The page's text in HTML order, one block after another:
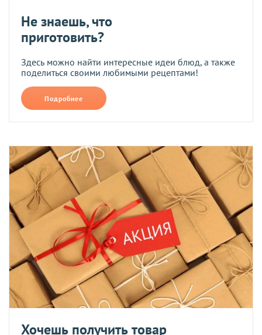
Не знаешь, что
приготовить?
Здесь можно найти интересные идеи блюд, а также
поделиться своими любимыми рецептами!
Подробнее
Хочешь получить товар